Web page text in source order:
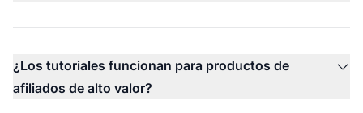
¿Los tutoriales funcionan para productos de
afiliados de alto valor?